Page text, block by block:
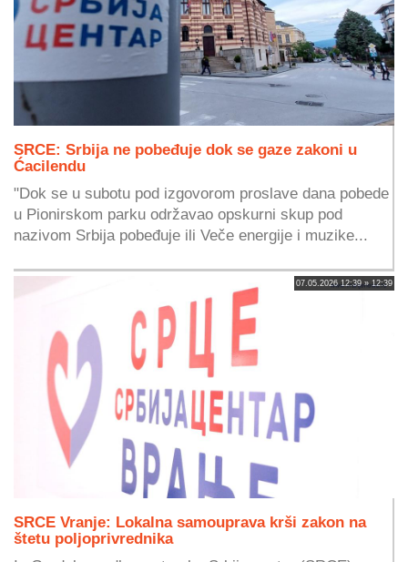
SRCE: Srbija ne pobeđuje dok se gaze zakoni u
Ćacilendu
"Dok se u subotu pod izgovorom proslave dana pobede
u Pionirskom parku održavao opskurni skup pod
nazivom Srbija pobeđuje ili Veče energije i muzike...
07.05.2026 12:39 » 12:39
SRCE Vranje: Lokalna samouprava krši zakon na
štetu poljoprivrednika